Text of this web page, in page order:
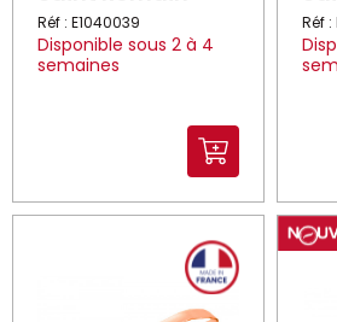
Réf : E1040039
Disponible sous 2 à 4
semaines
Réf :